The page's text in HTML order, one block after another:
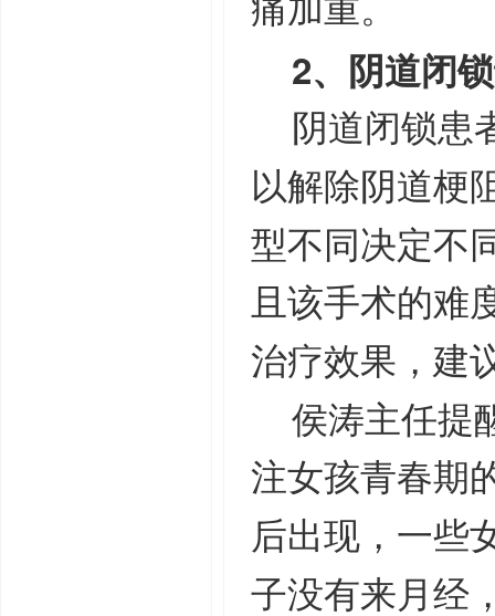
痛加重。
2、 阴道闭
阴道闭锁患
以解除阴道梗
型不同决定不
且该手术的难
治疗效果，建
侯涛主任提
注女孩青春期
后出现，一些
子没有来月经